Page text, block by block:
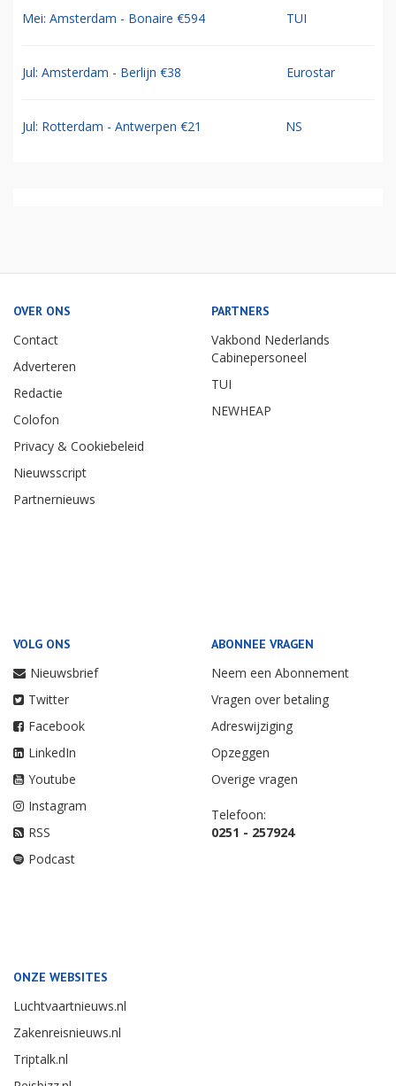
Mei: Amsterdam - Bonaire €594 TUI
Jul: Amsterdam - Berlijn €38 Eurostar
Jul: Rotterdam - Antwerpen €21 NS
OVER ONS
Contact
Adverteren
Redactie
Colofon
Privacy & Cookiebeleid
Nieuwsscript
Partnernieuws
PARTNERS
Vakbond Nederlands
Cabinepersoneel
TUI
NEWHEAP
VOLG ONS
Nieuwsbrief
Twitter
Facebook
LinkedIn
Youtube
Instagram
RSS
Podcast
ABONNEE VRAGEN
Neem een Abonnement
Vragen over betaling
Adreswijziging
Opzeggen
Overige vragen
Telefoon:
0251 - 257924
ONZE WEBSITES
Luchtvaartnieuws.nl
Zakenreisnieuws.nl
Triptalk.nl